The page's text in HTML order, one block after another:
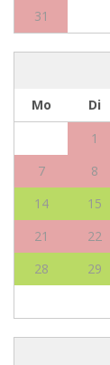
31
Mo
Di
1
7
8
14
15
21
22
28
29